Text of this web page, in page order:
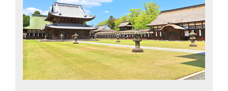
市を中心に紹介します。